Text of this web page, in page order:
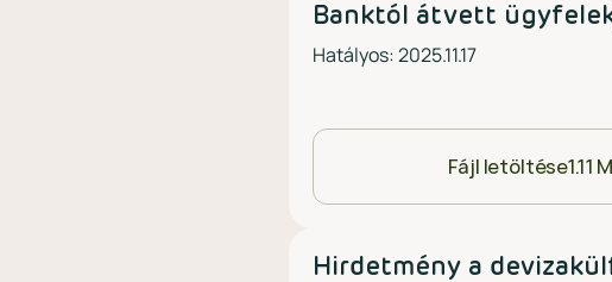
Banktól átvett
Hatályos: 2025.11.17
Fájl letöltése1.11
Hirdetmény a